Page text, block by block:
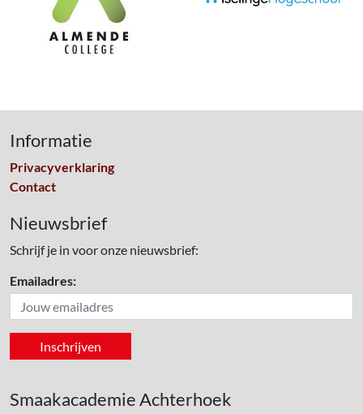
Informatie
Privacyverklaring
Contact
Nieuwsbrief
Schrijf je in voor onze nieuwsbrief:
Emailadres:
Smaakacademie Achterhoek